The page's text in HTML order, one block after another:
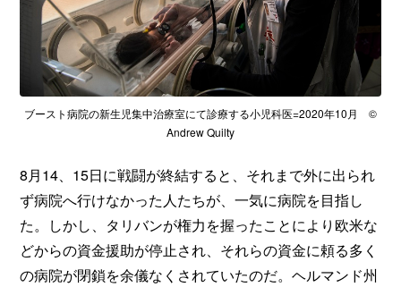
ブースト病院の新生児集中治療室にて診療する小児科医=2020年10月 ©
Andrew Quilty
8月14、15日に戦闘が終結すると、それまで外に出られ
ず病院へ行けなかった人たちが、一気に病院を目指し
た。しかし、タリバンが権力を握ったことにより欧米な
どからの資金援助が停止され、それらの資金に頼る多く
の病院が閉鎖を余儀なくされていたのだ。ヘルマンド州